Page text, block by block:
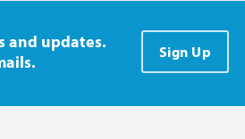
and updates.
Sign Up